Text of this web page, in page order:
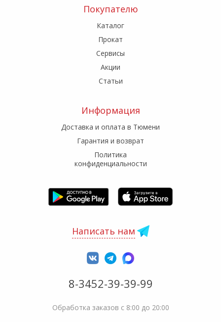
Покупателю
Каталог
Прокат
Сервисы
Акции
Статьи
Информация
Доставка и оплата в Тюмени
Гарантия и возврат
Политика
конфиденциальности
Написать нам
8-3452-39-39-99
Обработка заказов с 8:00 до 20:00